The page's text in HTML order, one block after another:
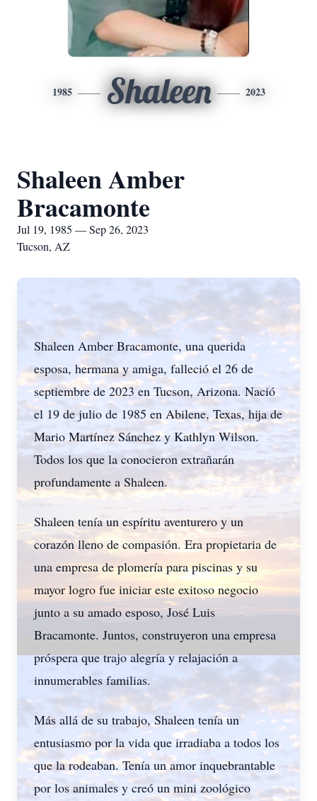
1985 Shaleen 2023
Shaleen Amber
Bracamonte
Jul 19, 1985 — Sep 26, 2023
Tucson, AZ
Shaleen Amber Bracamonte, una querida
esposa, hermana y amiga, falleció el 26 de
septiembre de 2023 en Tucson, Arizona. Nació
el 19 de julio de 1985 en Abilene, Texas, hija de
Mario Martínez Sánchez y Kathlyn Wilson.
Todos los que la conocieron extrañarán
profundamente a Shaleen.
Shaleen tenía un espíritu aventurero y un
corazón lleno de compasión. Era propietaria de
una empresa de plomería para piscinas y su
mayor logro fue iniciar este exitoso negocio
junto a su amado esposo, José Luis
Bracamonte. Juntos, construyeron una empresa
próspera que trajo alegría y relajación a
innumerables familias.
Más allá de su trabajo, Shaleen tenía un
entusiasmo por la vida que irradiaba a todos los
que la rodeaban. Tenía un amor inquebrantable
por los animales y creó un mini zoológico